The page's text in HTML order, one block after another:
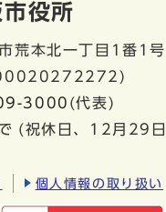
役所
荒本北一丁目1番1号
3000 (代表)
(祝休日、12月29
個人情報の取り扱い